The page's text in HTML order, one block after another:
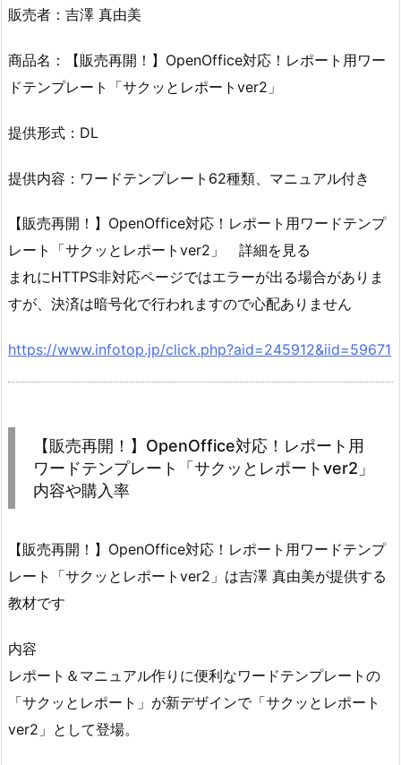
販売者：吉澤 真由美
商品名：【販売再開！】OpenOffice対応！レポート用ワー
ドテンプレート「サクッとレポートver2」
提供形式：DL
提供内容：ワードテンプレート62種類、マニュアル付き
【販売再開！】OpenOffice対応！レポート用ワードテンプ
レート「サクッとレポートver2」 詳細を見る
まれにHTTPS非対応ページではエラーが出る場合がありま
すが、決済は暗号化で行われますので心配ありません
https://www.infotop.jp/click.php?aid=245912&iid=59671
【販売再開！】OpenOffice対応！レポート用
ワードテンプレート「サクッとレポートver2」
内容や購入率
【販売再開！】OpenOffice対応！レポート用ワードテンプ
レート「サクッとレポートver2」は吉澤 真由美が提供する
教材です
内容
レポート＆マニュアル作りに便利なワードテンプレートの
「サクッとレポート」が新デザインで「サクッとレポート
ver2」として登場。